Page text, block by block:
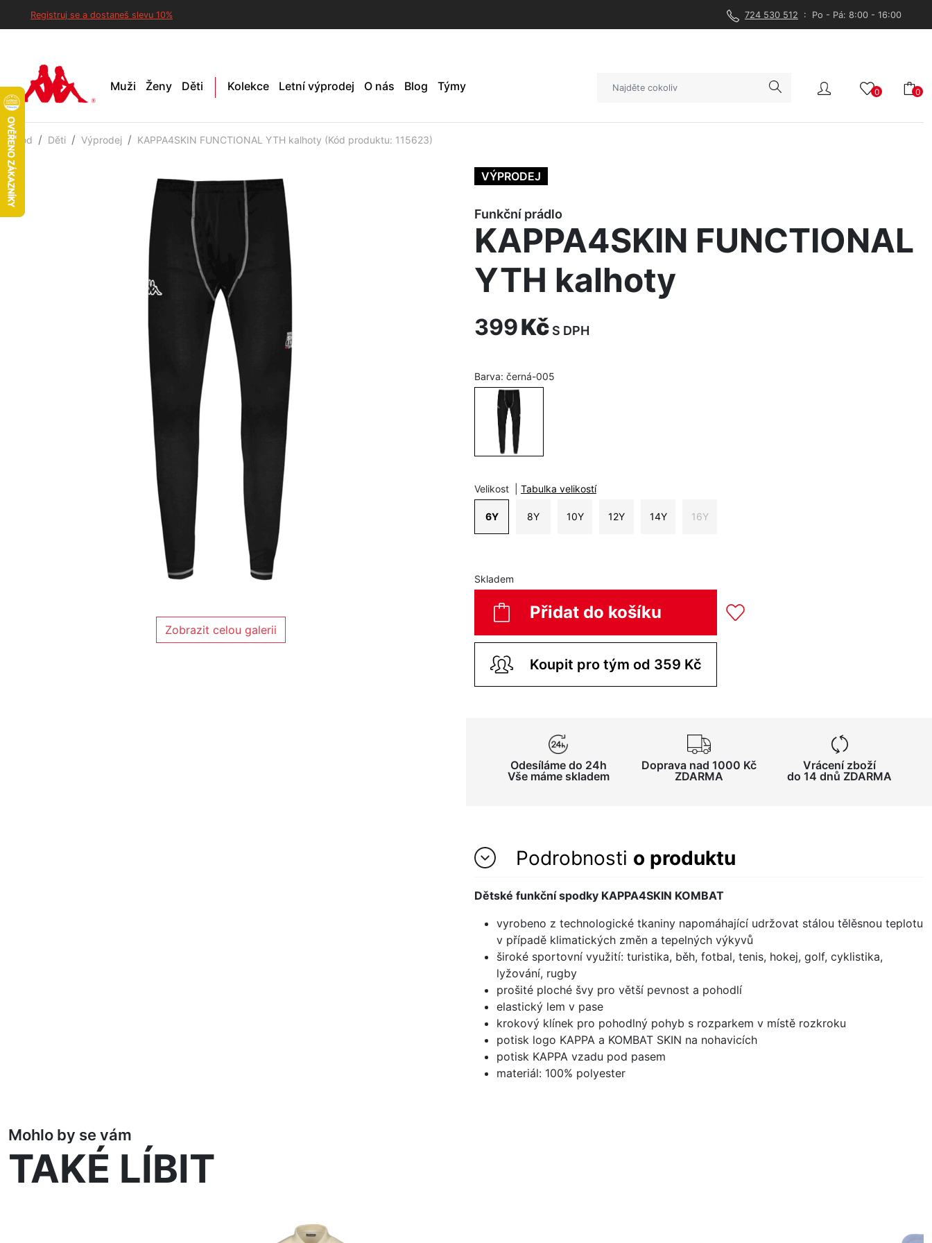
Registruj se a dostaneš slevu 10% 724 530 512 : Po - Pá: 8:00 - 16:00
Muži Ženy Děti Kolekce Letní výprodej O nás Blog Týmy 0 0
Úvod Děti Výprodej KAPPA4SKIN FUNCTIONAL YTH kalhoty (Kód produktu: 115623)
Zobrazit celou galerii
VÝPRODEJ
Funkční prádlo
KAPPA4SKIN FUNCTIONAL
YTH kalhoty
399Kč S DPH
Barva: černá-005
Velikost Tabulka velikostí
6Y 8Y 10Y 12Y 14Y 16Y
Skladem
Přidat do košíku
Koupit pro tým od 359 Kč
Odesíláme do 24h
Vše máme skladem
Doprava nad 1000 Kč
ZDARMA
Vrácení zboží
do 14 dnů ZDARMA
Podrobnosti o produktu
Dětské funkční spodky KAPPA4SKIN KOMBAT
vyrobeno z technologické tkaniny napomáhající udržovat stálou tělěsnou teplotu
v případě klimatických změn a tepelných výkyvů
široké sportovní využití: turistika, běh, fotbal, tenis, hokej, golf, cyklistika,
lyžování, rugby
prošité ploché švy pro větší pevnost a pohodlí
elastický lem v pase
krokový klínek pro pohodlný pohyb s rozparkem v místě rozkroku
potisk logo KAPPA a KOMBAT SKIN na nohavicích
potisk KAPPA vzadu pod pasem
materiál: 100% polyester
Mohlo by se vám
TAKÉ LÍBIT